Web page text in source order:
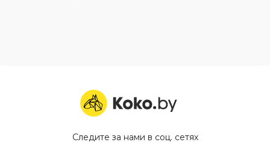
Следите за нами в соц. сетях